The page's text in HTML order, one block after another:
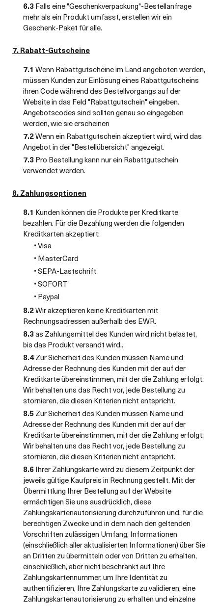
6.3Falls eine "Geschenkverpackung"-Bestellanfrage
mehr als ein Produkt umfasst, erstellen wir ein
Geschenk-Paket für alle.
7. Rabatt-Gutscheine
7.1 Wenn Rabattgutscheine im Land angeboten werden,
müssen Kunden zur Einlösung eines Rabattgutscheins
ihren Code während des Bestellvorgangs auf der
Website in das Feld "Rabattgutschein" eingeben.
Angebotscodes sind sollten genau so eingegeben
werden, wie sie erscheinen
7.2Wenn ein Rabattgutschein akzeptiert wird, wird das
Angebot in der "Bestellübersicht" angezeigt.
7.3Pro Bestellung kann nur ein Rabattgutschein
verwendet werden.
8. Zahlungsoptionen
8.1 Kunden können die Produkte per Kreditkarte
bezahlen. Für die Bezahlung werden die folgenden
Kreditkarten akzeptiert:
• Visa
• MasterCard
• SEPA-Lastschrift
• SOFORT
• Paypal
8.2Wir akzeptieren keine Kreditkarten mit
Rechnungsadressen außerhalb des EWR.
8.3as Zahlungsmittel des Kunden wird nicht belastet,
bis das Produkt versandt wird..
8.4Zur Sicherheit des Kunden müssen Name und
Adresse der Rechnung des Kunden mit der auf der
Kreditkarte übereinstimmen, mit der die Zahlung erfolgt.
Wir behalten uns das Recht vor, jede Bestellung zu
stornieren, die diesen Kriterien nicht entspricht.
8.5Zur Sicherheit des Kunden müssen Name und
Adresse der Rechnung des Kunden mit der auf der
Kreditkarte übereinstimmen, mit der die Zahlung erfolgt.
Wir behalten uns das Recht vor, jede Bestellung zu
stornieren, die diesen Kriterien nicht entspricht.
8.6Ihrer Zahlungskarte wird zu diesem Zeitpunkt der
jeweils gültige Kaufpreis in Rechnung gestellt. Mit der
Übermittlung Ihrer Bestellung auf der Website
ermächtigen Sie uns ausdrücklich, diese
Zahlungskartenautorisierung durchzuführen und, für die
berechtigen Zwecke und in dem nach den geltenden
Vorschriften zulässigen Umfang, Informationen
(einschließlich aller aktualisierten Informationen) über Sie
an Dritten zu übermitteln oder von Dritten zu erhalten,
einschließlich, aber nicht beschränkt auf Ihre
Zahlungskartennummer, um Ihre Identität zu
authentifizieren, Ihre Zahlungskarte zu validieren, eine
Zahlungskartenautorisierung zu erhalten und einzelne